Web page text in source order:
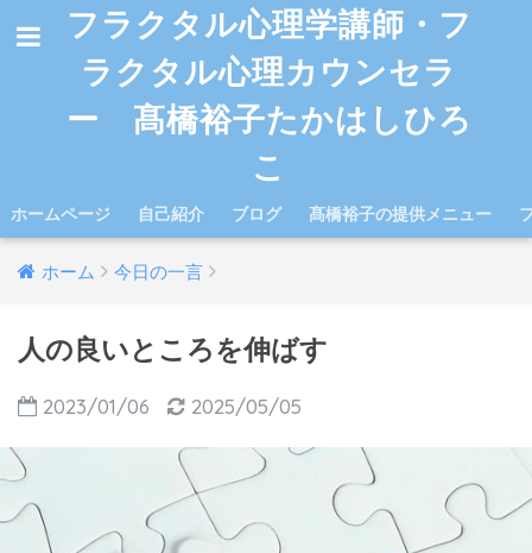
フラクタル心理学講師・フ
ラクタル心理カウンセラ
ー 髙橋裕子たかはしひろ
こ
ホームページ 自己紹介 ブログ 髙橋裕子の提供メニュー
ホーム 今日の一言
人の良いところを伸ばす
2023/01/06 2025/05/05